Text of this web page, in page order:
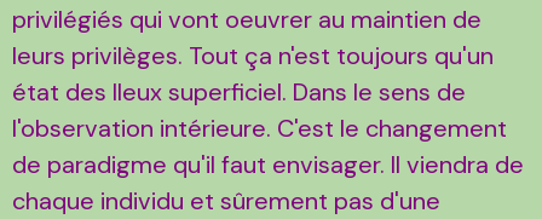
privilégiés qui vont oeuvrer au maintien de
leurs privilèges. Tout ça n'est toujours qu'un
état des lleux superficiel. Dans le sens de
l'observation intérieure. C'est le changement
de paradigme qu'il faut envisager. Il viendra de
chaque individu et sûrement pas d'une